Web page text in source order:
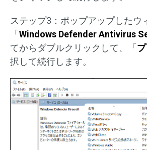
ステップ3：ポップアップしたウ
「 Windows Defender Antivirus
てからダブルクリックして、「
択して続行します。